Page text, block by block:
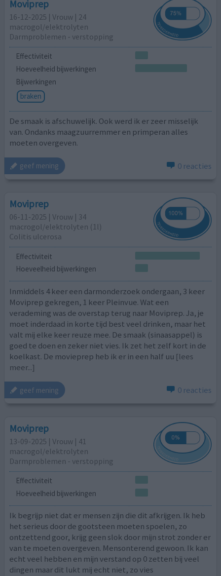
Moviprep
16-12-2025 | Vrouw | 24
macrogol/elektrolyten
Darmproblemen - verstopping
Effectiviteit
Hoeveelheid bijwerkingen
Bijwerkingen
braken
De smaak is afschuwelijk. Ook werd ik er zeer misselijk
van. Ondanks maagzuurremmer en primperan alles
moeten overgeven.
geef mening 0 reacties
Moviprep
06-11-2025 | Vrouw | 34
macrogol/elektrolyten (1l)
Colitis ulcerosa
Effectiviteit
Hoeveelheid bijwerkingen
Inmiddels 4 keer een darmonderzoek ondergaan, 3 keer
Moviprep gekregen, 1 keer Pleinvue. Wat een
verademing was de overstap terug naar Moviprep. Ja, je
moet inderdaad in korte tijd best veel drinken, maar het
valt mij elke keer reuze mee. De smaak (sinaasappel) is
goed te doen en zeker niet vies. Ik zet het zelf kort in de
koelkast. De movieprep heb ik er in een half uu [lees
meer...]
geef mening 0 reacties
Moviprep
13-09-2025 | Vrouw | 41
macrogol/elektrolyten
Darmproblemen - verstopping
Effectiviteit
Hoeveelheid bijwerkingen
Ik begrijp niet dat er mensen zijn die dit afkrijgen. Ik heb
het serieus door de gootsteen moeten spoelen, zo
ontzettend goor, krijg geen slok door mijn strot zonder er
van te moeten overgeven. Mensonterend gewoon. Ik kan
echt veel hebben en mijn verstand op 0 zetten bij veel
dingen maar dit lukt mij echt niet, zo vies